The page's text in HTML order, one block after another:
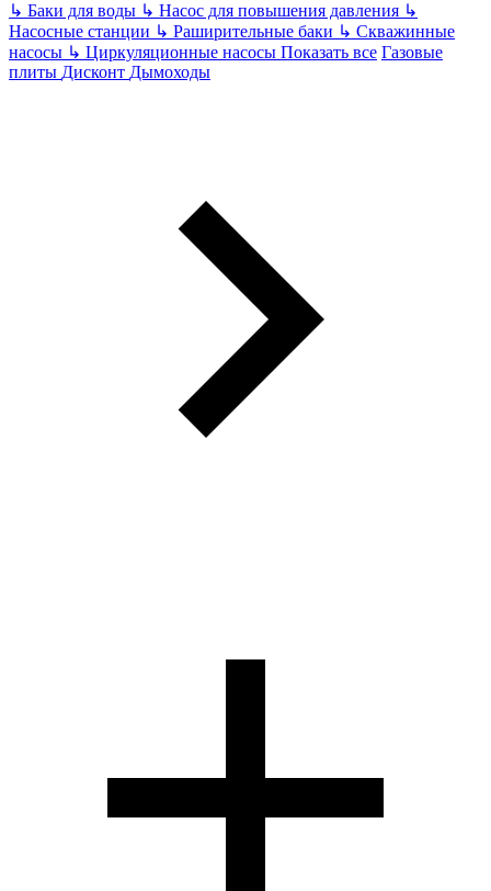
↳ Баки для воды ↳ Насос для повышения давления ↳
Насосные станции ↳ Раширительные баки ↳ Скважинные
насосы ↳ Циркуляционные насосы Показать все Газовые
плиты Дисконт Дымоходы